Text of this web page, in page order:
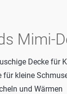
Mimi-
Decke für
für kleine
und Wärmen